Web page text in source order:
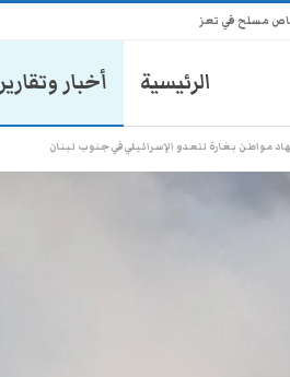
مسلح في تعز
الرئيسية أخبار وتقارير
مواطن بغارة للعدو الإسرائيلي في جنوب لبنان